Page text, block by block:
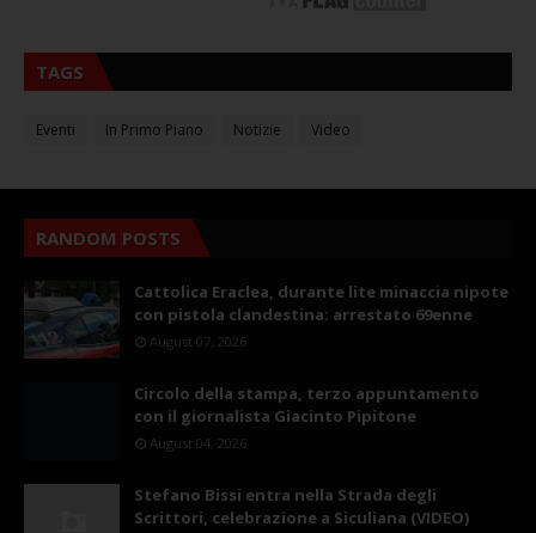
TAGS
Eventi In Primo Piano Notizie Video
RANDOM POSTS
Cattolica Eraclea, durante lite minaccia nipote
con pistola clandestina: arrestato 69enne
August 07, 2026
Circolo della stampa, terzo appuntamento
con il giornalista Giacinto Pipitone
August 04, 2026
Stefano Bissi entra nella Strada degli
Scrittori, celebrazione a Siculiana (VIDEO)